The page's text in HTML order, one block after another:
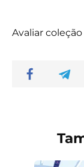
Avaliar coleção